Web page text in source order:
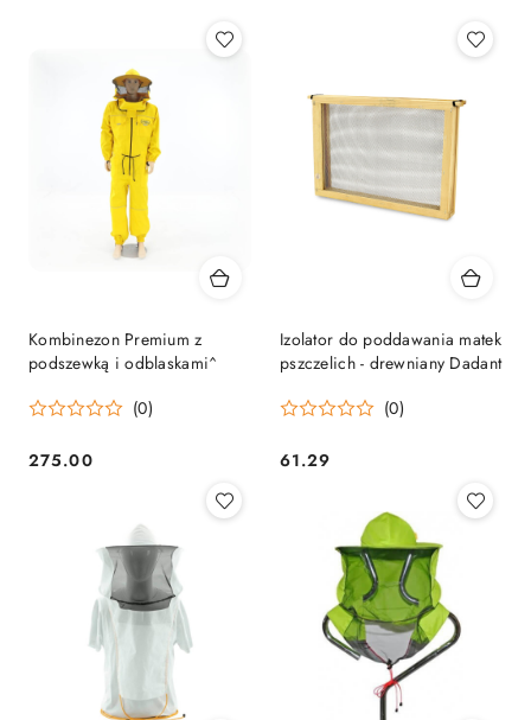
Kombinezon Premium z
podszewką i odblaskami^
(0)
Cena:
275.00
Izolator do poddawania matek
pszczelich - drewniany Dadant
(0)
Cena:
61.29